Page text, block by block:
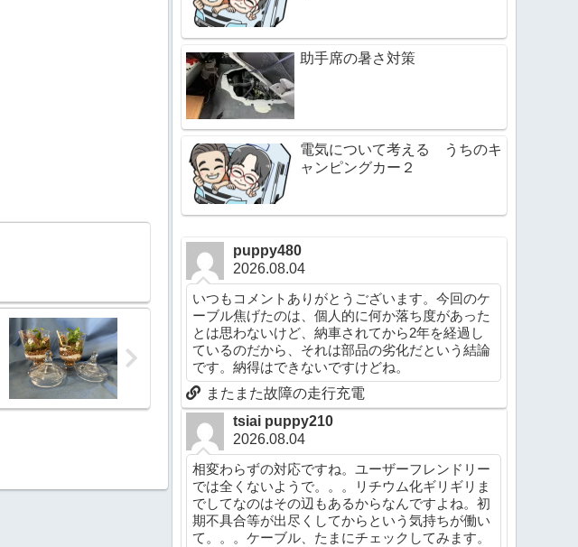
助手席の暑さ対策
電気について考える うちのキ
ャンピングカー２
puppy480
2026.08.04
いつもコメントありがとうございます。今回のケ
ーブル焦げたのは、個人的に何か落ち度があった
とは思わないけど、納車されてから2年を経過し
ているのだから、それは部品の劣化だという結論
です。納得はできないですけどね。
またまた故障の走行充電
tsiai puppy210
2026.08.04
相変わらずの対応ですね。ユーザーフレンドリー
では全くないようで。。。リチウム化ギリギリま
でしてなのはその辺もあるからなんですよね。初
期不具合等が出尽くしてからという気持ちが働い
て。。。ケーブル、たまにチェックしてみます。